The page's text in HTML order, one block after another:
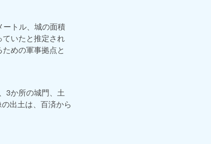
ートル、城の面積
いたと推定され
めの軍事拠点と
3か所の城門、土
出土は、百済から